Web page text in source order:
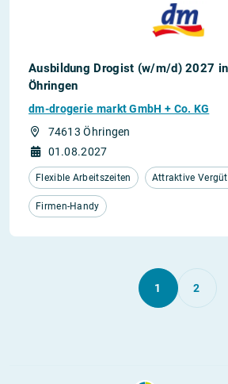
Ausbildung Drogist (w/m/d) 2027
Öhringen
dm-drogerie markt GmbH + Co. KG
74613 Öhringen
01.08.2027
Flexible Arbeitszeiten Attraktive
Firmen-Handy
1 2